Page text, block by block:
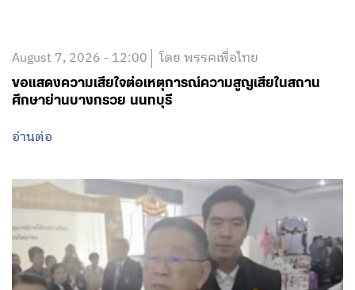
August 7, 2026 - 12:00 โดย พรรคเพื่อไทย
ขอแสดงความเสียใจต่อเหตุการณ์ความสูญเสียในสถาน
ศึกษาย่านบางกรวย นนทบุรี
อ่านต่อ